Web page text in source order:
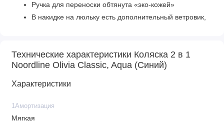
Ручка для переноски обтянута «эко-кожей»
В накидке на люльку есть дополнительный ветровик,
Материал люльки: пластик
Материал внутренней обивки и чехла на матрасик:
Технические характеристики Коляска 2 в 1
Noordline Olivia Classic, Aqua (Синий)
Характеристики
1Амортизация
Мягкая